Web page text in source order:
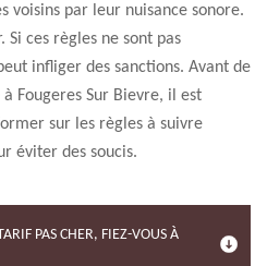
voisins par leur nuisance sonore.
Si ces règles ne sont pas
infliger des sanctions. Avant de
Fougeres Sur Bievre, il est
sur les règles à suivre
éviter des soucis.
PAS CHER, FIEZ-VOUS À